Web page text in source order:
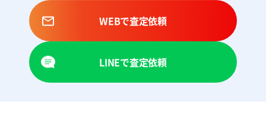
WEBで査定依頼
LINEで査定依頼